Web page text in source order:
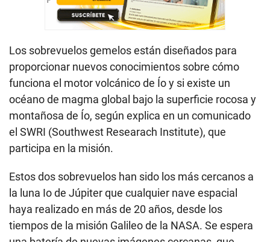
Los sobrevuelos gemelos están diseñados para
proporcionar nuevos conocimientos sobre cómo
funciona el motor volcánico de Ío y si existe un
océano de magma global bajo la superficie rocosa y
montañosa de Ío, según explica en un comunicado
el SWRI (Southwest Researach Institute), que
participa en la misión.
Estos dos sobrevuelos han sido los más cercanos a
la luna Io de Júpiter que cualquier nave espacial
haya realizado en más de 20 años, desde los
tiempos de la misión Galileo de la NASA. Se espera